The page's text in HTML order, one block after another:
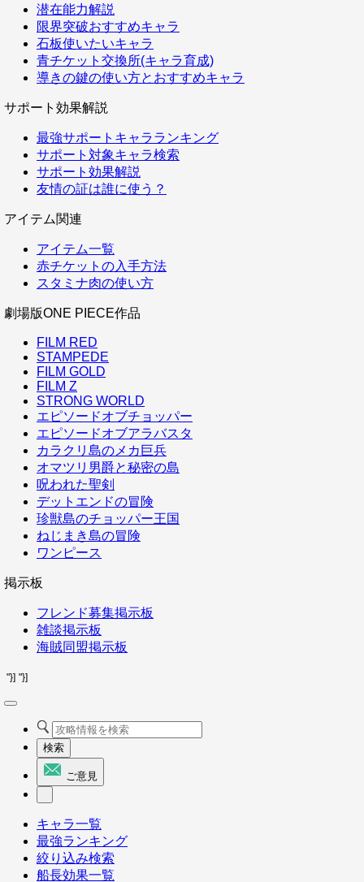
潜在能力解説
限界突破おすすめキャラ
石板使いたいキャラ
青チケット交換所(キャラ育成)
導きの鍵の使い方とおすすめキャラ
サポート効果解説
最強サポートキャラランキング
サポート対象キャラ検索
サポート効果解説
友情の証は誰に使う？
アイテム関連
アイテム一覧
赤チケットの入手方法
スタミナ肉の使い方
劇場版ONE PIECE作品
FILM RED
STAMPEDE
FILM GOLD
FILM Z
STRONG WORLD
エピソードオブチョッパー
エピソードオブアラバスタ
カラクリ島のメカ巨兵
オマツリ男爵と秘密の島
呪われた聖剣
デットエンドの冒険
珍獣島のチョッパー王国
ねじまき島の冒険
ワンピース
掲示板
フレンド募集掲示板
雑談掲示板
海賊同盟掲示板
"}] "}]
検索
ご意見
キャラ一覧
最強ランキング
絞り込み検索
船長効果一覧